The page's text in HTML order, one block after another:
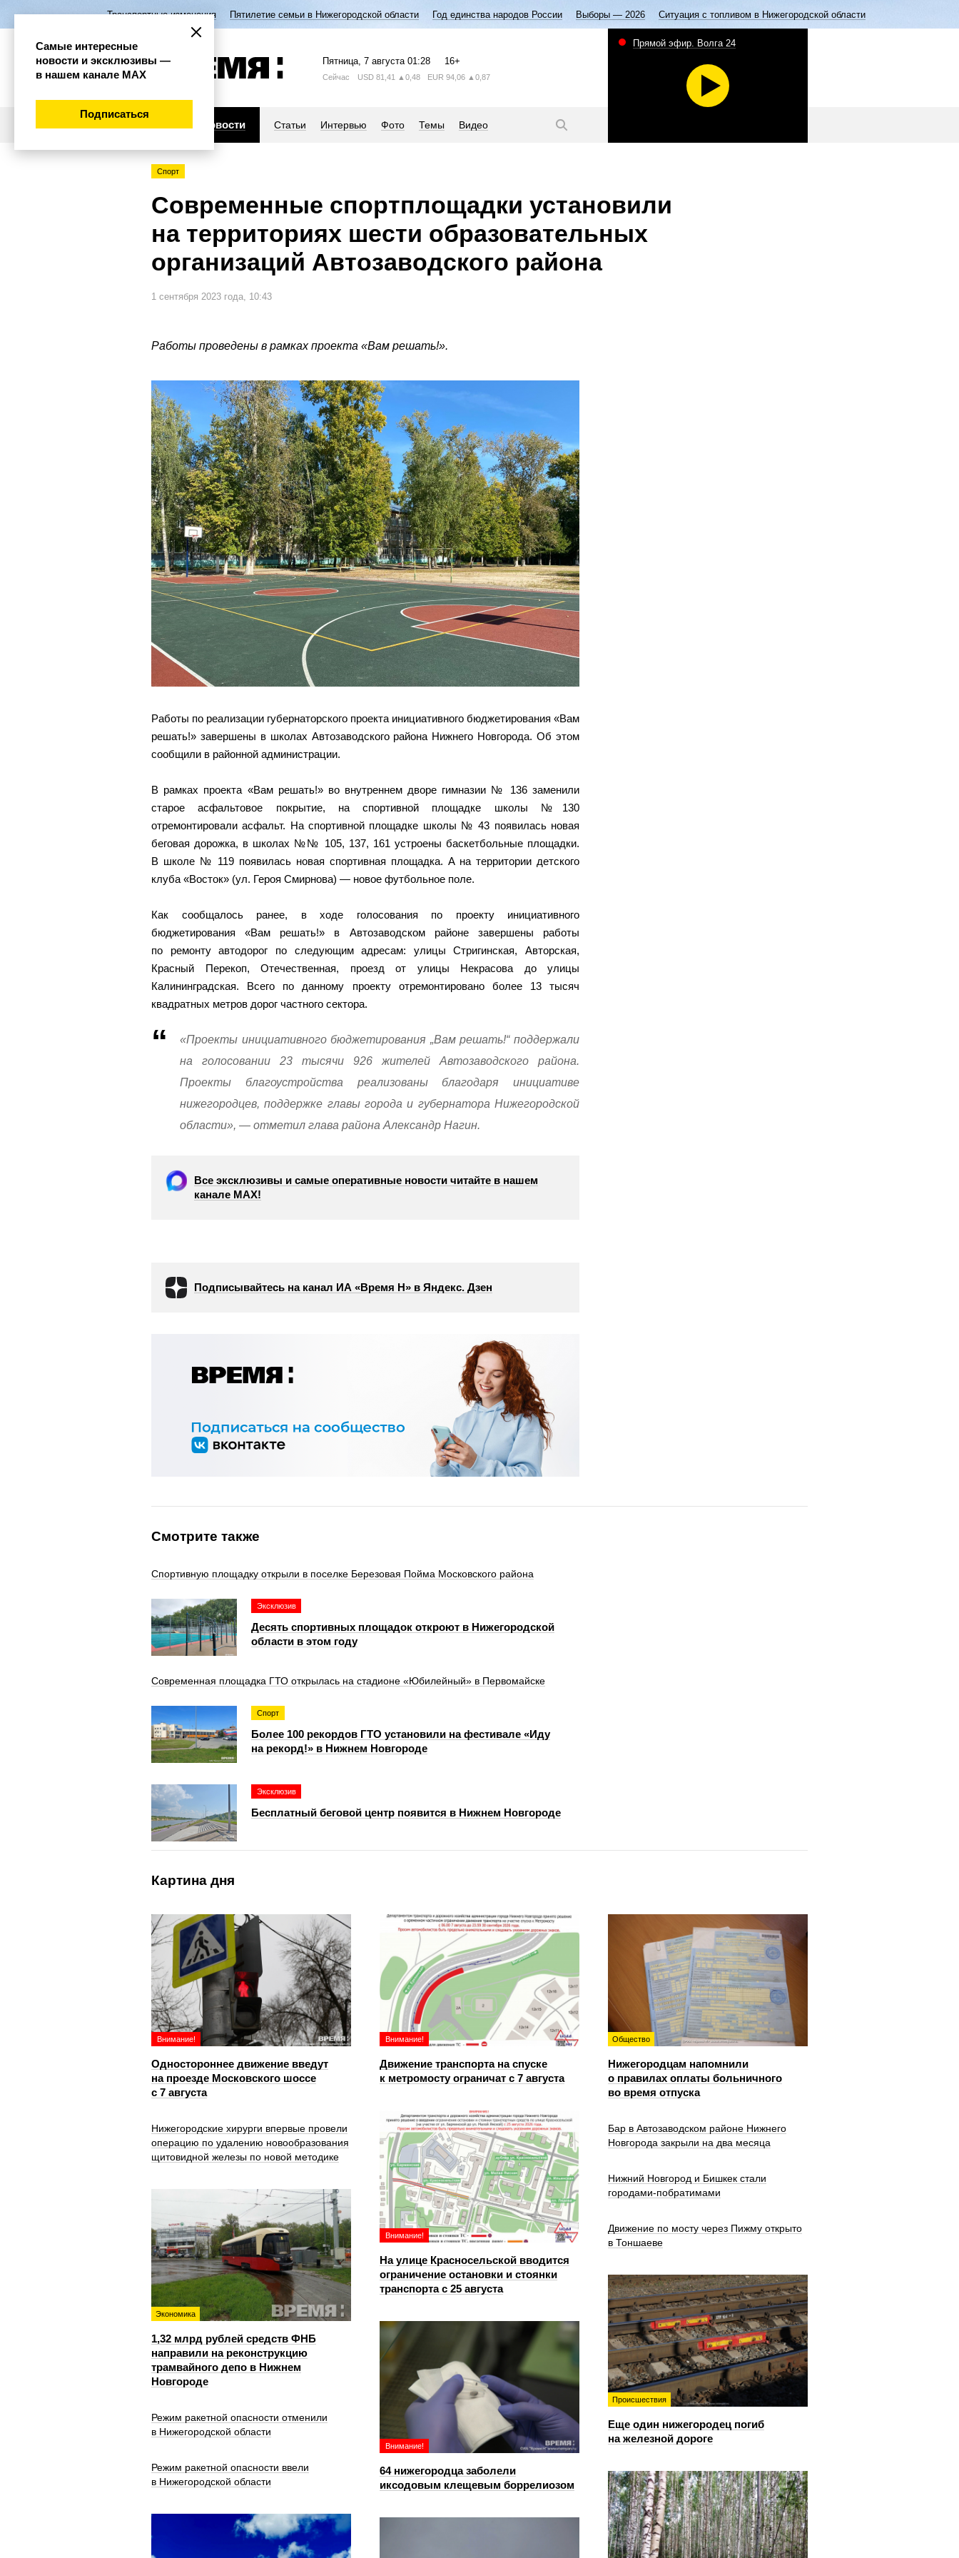
Транспортные изменения Пятилетие семьи в Нижегородской области Год единства народов России Выборы — 2026 Ситуация с топливом в Нижегородской области
Пятница, 7 августа 01:28 16+
Сейчас USD 81,41 ▲0,48 EUR 94,06 ▲0,87
Новости Статьи Интервью Фото Темы Видео
Прямой эфир. Волга 24
Спорт
Современные спортплощадки установили
на территориях шести образовательных
организаций Автозаводского района
1 сентября 2023 года, 10:43
Работы проведены в рамках проекта «Вам решать!».
Работы по реализации губернаторского проекта инициативного бюджетирования «Вам
решать!» завершены в школах Автозаводского района Нижнего Новгорода. Об этом
сообщили в районной администрации.
В рамках проекта «Вам решать!» во внутреннем дворе гимназии № 136 заменили
старое асфальтовое покрытие, на спортивной площадке школы №130
отремонтировали асфальт. На спортивной площадке школы № 43 появилась новая
беговая дорожка, в школах №№ 105, 137, 161 устроены баскетбольные площадки.
В школе № 119 появилась новая спортивная площадка. А на территории детского
клуба «Восток» (ул. Героя Смирнова) — новое футбольное поле.
Как сообщалось ранее, в ходе голосования по проекту инициативного
бюджетирования «Вам решать!» в Автозаводском районе завершены работы
по ремонту автодорог по следующим адресам: улицы Стригинская, Авторская,
Красный Перекоп, Отечественная, проезд от улицы Некрасова до улицы
Калининградская. Всего по данному проекту отремонтировано более 13 тысяч
квадратных метров дорог частного сектора.
«Проекты инициативного бюджетирования „Вам решать!“ поддержали
на голосовании 23 тысячи 926 жителей Автозаводского района.
Проекты благоустройства реализованы благодаря инициативе
нижегородцев, поддержке главы города и губернатора Нижегородской
области», — отметил глава района Александр Нагин.
Все эксклюзивы и самые оперативные новости читайте в нашем
канале МАХ!
Подписывайтесь на канал ИА «Время Н» в Яндекс. Дзен
Смотрите также
Спортивную площадку открыли в поселке Березовая Пойма Московского района
Эксклюзив
Десять спортивных площадок откроют в Нижегородской
области в этом году
Современная площадка ГТО открылась на стадионе «Юбилейный» в Первомайске
Спорт
Более 100 рекордов ГТО установили на фестивале «Иду
на рекорд!» в Нижнем Новгороде
Эксклюзив
Бесплатный беговой центр появится в Нижнем Новгороде
Картина дня
Внимание!
Одностороннее движение введут
на проезде Московского шоссе
с 7 августа
Внимание!
Движение транспорта на спуске
к метромосту ограничат с 7 августа
Общество
Нижегородцам напомнили
о правилах оплаты больничного
во время отпуска
Внимание!
На улице Красносельской вводится
ограничение остановки и стоянки
транспорта с 25 августа
Нижегородские хирурги впервые провели
операцию по удалению новообразования
щитовидной железы по новой методике
Бар в Автозаводском районе Нижнего
Новгорода закрыли на два месяца
Нижний Новгород и Бишкек стали
городами-побратимами
Экономика
1,32 млрд рублей средств ФНБ
направили на реконструкцию
трамвайного депо в Нижнем
Новгороде
Движение по мосту через Пижму открыто
в Тоншаеве
Происшествия
Еще один нижегородец погиб
на железной дороге
Внимание!
64 нижегородца заболели
иксодовым клещевым боррелиозом
Режим ракетной опасности отменили
в Нижегородской области
Режим ракетной опасности ввели
в Нижегородской области
Самые интересные
новости и эксклюзивы —
в нашем канале МАХ
Подписаться